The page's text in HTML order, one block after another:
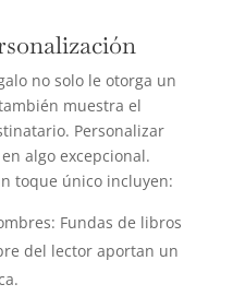
no solo le otorga un
muestra el
Personalizar
algo excepcional.
toque único incluyen:
Fundas de libros
del lector aportan un